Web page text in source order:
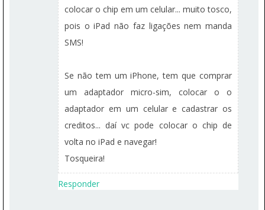
colocar o chip em um celular... muito tosco,
pois o iPad não faz ligações nem manda
SMS!
Se não tem um iPhone, tem que comprar
um adaptador micro-sim, colocar o o
adaptador em um celular e cadastrar os
creditos... daí vc pode colocar o chip de
volta no iPad e navegar!
Tosqueira!
Responder